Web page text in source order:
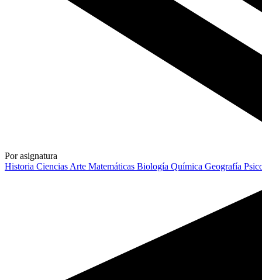
Por asignatura
Historia Ciencias Arte Matemáticas Biología Química Geografía